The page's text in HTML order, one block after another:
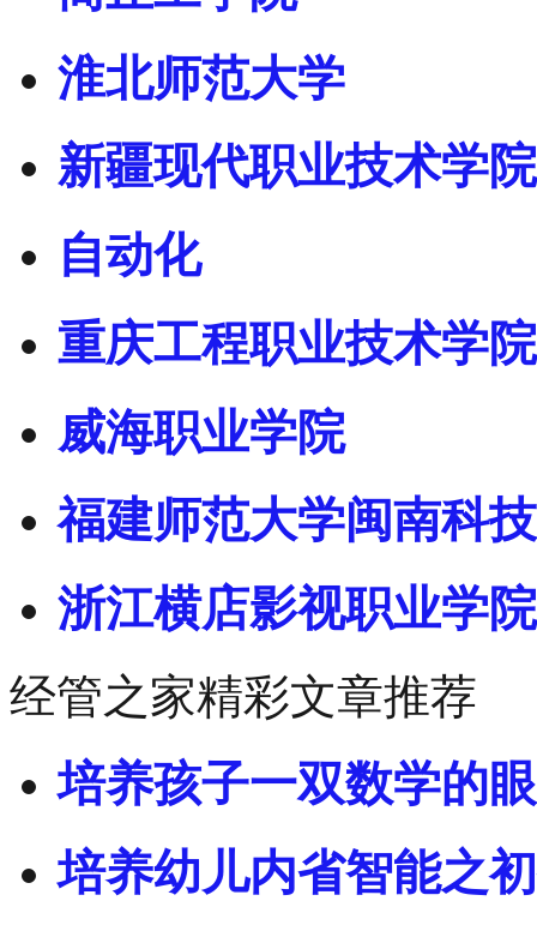
淮北师范大学
新疆现代职业技术学院
自动化
重庆工程职业技术学院
威海职业学院
福建师范大学闽南科
浙江横店影视职业学院
经管之家精彩文章推荐
培养孩子一双数学的
培养幼儿内省智能之